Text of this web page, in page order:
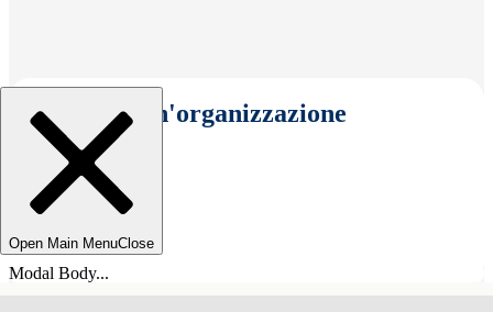
Seleziona un'organizzazione
Open Main MenuClose
Modal Body...